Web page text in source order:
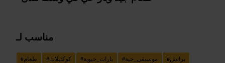
مناسب لـ
#طعام #كوكتيلات #بارات_حيوية #موسيقى_حية #برانش